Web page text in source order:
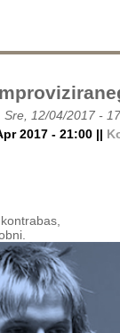
Sre, 12/04/2017 -
2017 - 21:00 ||
kontrabas,